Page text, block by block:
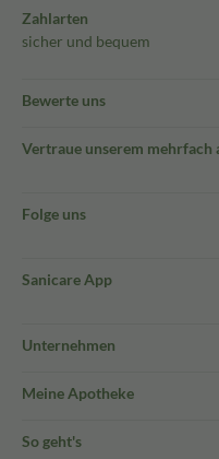
Zahlarten
sicher und bequem
Bewerte uns
Vertraue unserem mehrfach
Folge uns
Sanicare App
Unternehmen
Meine Apotheke
So geht's